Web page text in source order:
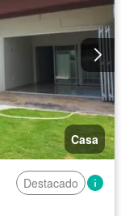
Casa
Destacado